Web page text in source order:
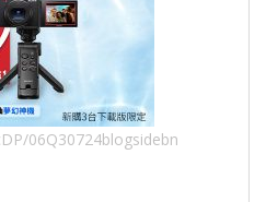
06Q30724blogsidebn